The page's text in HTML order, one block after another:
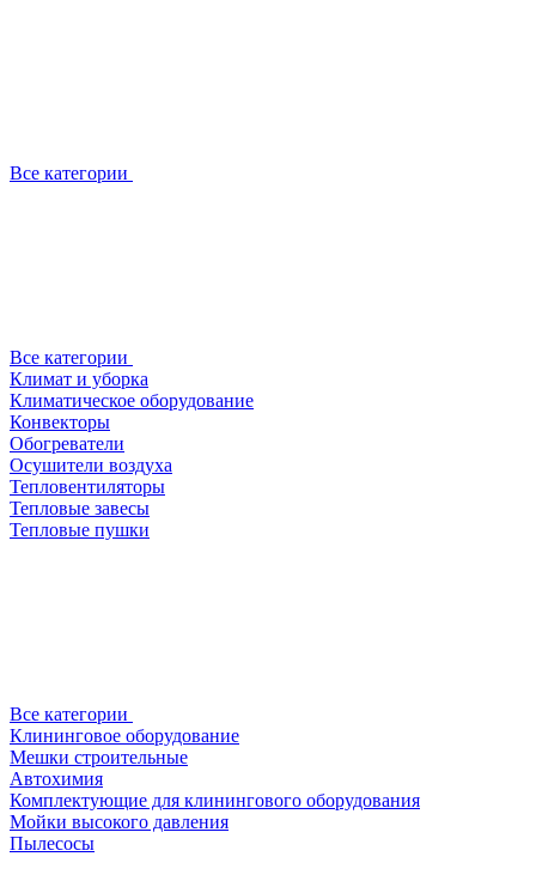
Все категории
Все категории
Климат и уборка
Климатическое оборудование
Конвекторы
Обогреватели
Осушители воздуха
Тепловентиляторы
Тепловые завесы
Тепловые пушки
Все категории
Клининговое оборудование
Мешки строительные
Автохимия
Комплектующие для клинингового оборудования
Мойки высокого давления
Пылесосы